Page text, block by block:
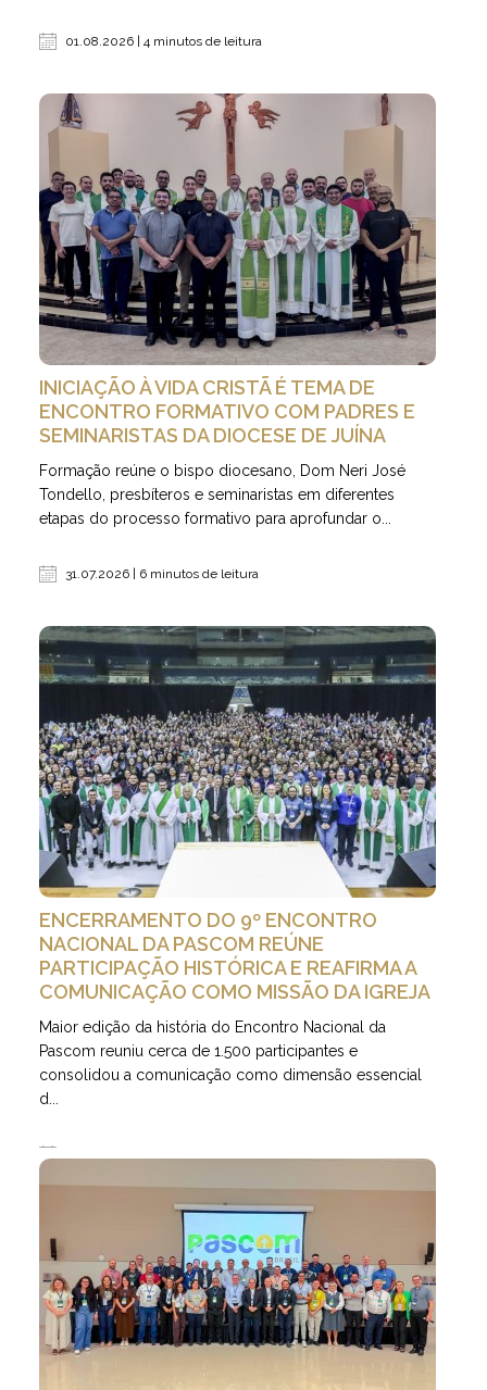
01.08.2026 | 4 minutos de leitura
INICIAÇÃO À VIDA CRISTÃ É TEMA DE
ENCONTRO FORMATIVO COM PADRES E
SEMINARISTAS DA DIOCESE DE JUÍNA
Formação reúne o bispo diocesano, Dom Neri José
Tondello, presbíteros e seminaristas em diferentes
etapas do processo formativo para aprofundar o...
31.07.2026 | 6 minutos de leitura
ENCERRAMENTO DO 9º ENCONTRO
NACIONAL DA PASCOM REÚNE
PARTICIPAÇÃO HISTÓRICA E REAFIRMA A
COMUNICAÇÃO COMO MISSÃO DA IGREJA
Maior edição da história do Encontro Nacional da
Pascom reuniu cerca de 1.500 participantes e
consolidou a comunicação como dimensão essencial
d...